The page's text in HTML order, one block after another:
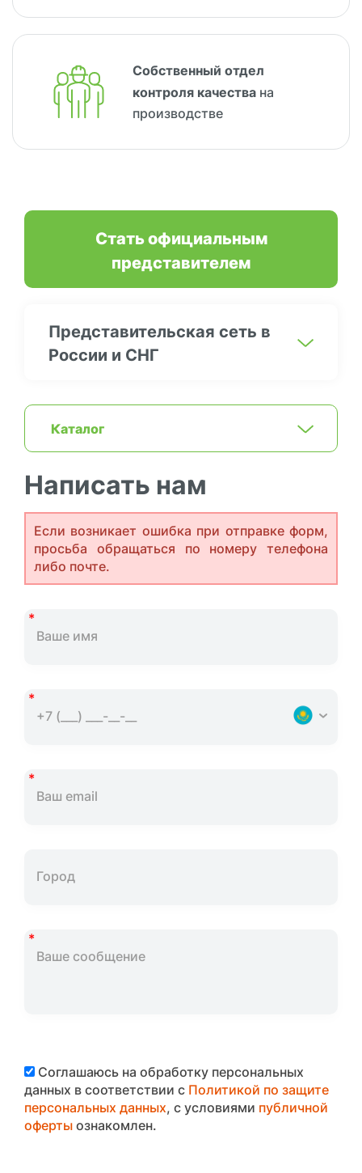
Собственный отдел
контроля качества на
производстве
Представительская сеть в
России и СНГ
Стать официальным
представителем
Каталог
Написать нам
Если возникает ошибка при отправке форм,
просьба обращаться по номеру телефона
либо почте.
Соглашаюсь на обработку персональных
данных в соответствии с Политикой по защите
персональных данных, с условиями публичной
офертыознакомлен.